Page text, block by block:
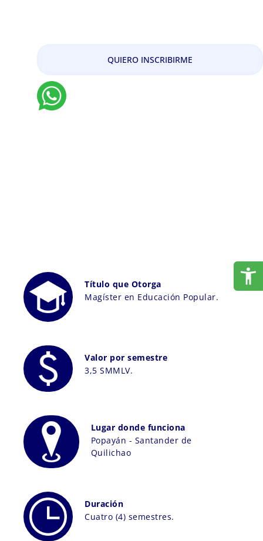
QUIERO INSCRIBIRME
Título que Otorga
Magíster en Educación Popular.
Valor por semestre
3,5 SMMLV.
Lugar donde funciona
Popayán - Santander de
Quilichao
Duración
Cuatro (4) semestres.